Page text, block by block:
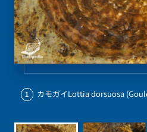
1 カモガイLottia dorsuosa